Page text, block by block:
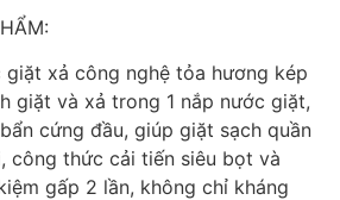
xả công nghệ tỏa hương kép
giặt và xả trong 1 nắp nước giặt,
cứng đầu, giúp giặt sạch quần
công thức cải tiến siêu bọt và
gấp 2 lần, không chỉ kháng